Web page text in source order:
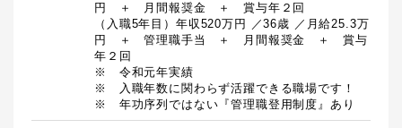
円　＋　月間報奨金　＋　賞与年２回
（入職5年目）年収520万円 ／36歳 ／月給25.3万
円　＋　管理職手当　＋　月間報奨金　＋　賞与
年２回
※　令和元年実績
※　入職年数に関わらず活躍できる職場です！
※　年功序列ではない『管理職登用制度』あり